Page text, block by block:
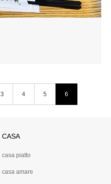
3 4 5 6
CASA
casa piatto
casa amare